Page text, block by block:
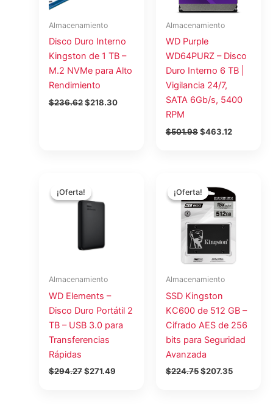
Almacenamiento
Disco Duro Interno
Kingston de 1 TB –
M.2 NVMe para Alto
Rendimiento
$236.62 $218.30
Almacenamiento
WD Purple
WD64PURZ – Disco
Duro Interno 6 TB |
Vigilancia 24/7,
SATA 6Gb/s, 5400
RPM
$501.98$463.12
¡Oferta!
¡Oferta!
Almacenamiento
WD Elements –
Disco Duro Portátil 2
TB – USB 3.0 para
Transferencias
Rápidas
$294.27
precio
original
era:
$271.49
¡Oferta!
¡Oferta!
Almacenamiento
SSD Kingston
KC600 de 512 GB –
Cifrado AES de 256
bits para Seguridad
Avanzada
$224.75
precio
original
era:
$224.75.
$207.35
actual
es:
$207.35.